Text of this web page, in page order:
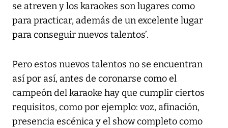
se atreven y los karaokes son lugares como
para practicar, además de un excelente lugar
para conseguir nuevos talentos’.
Pero estos nuevos talentos no se encuentran
así por así, antes de coronarse como el
campeón del karaoke hay que cumplir ciertos
requisitos, como por ejemplo: voz, afinación,
presencia escénica y el show completo como